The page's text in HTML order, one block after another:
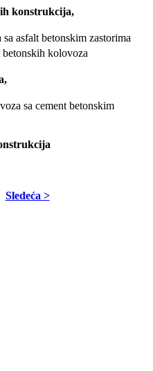
konstrukcija,
asfalt betonskim zastorima
kolovoza
sa cement betonskim
Sledeća >